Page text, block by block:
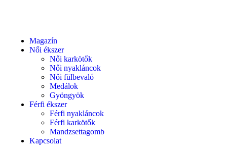
Magazín
Női ékszer
Női karkötők
Női nyakláncok
Női fülbevaló
Medálok
Gyöngyök
Férfi ékszer
Férfi nyakláncok
Férfi karkötők
Mandzsettagomb
Kapcsolat